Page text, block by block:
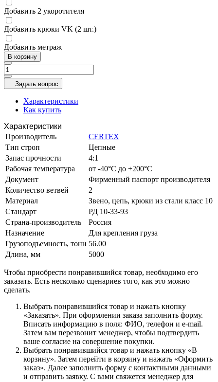
Добавить 2 укоротителя
Добавить крюки VK (2 шт.)
Добавить метраж
В корзину
Задать вопрос
Характеристики
Как купить
Характеристики
Производитель
CERTEX
Тип строп
Цепные
Запас прочности
4:1
Рабочая температура
от -40°C до +200°C
Документ
Фирменный паспорт производителя
Количество ветвей
2
Материал
Звено, цепь, крюки из стали класс 10
Стандарт
РД 10-33-93
Страна-производитель
Россия
Назначение
Для крепления груза
Грузоподъемность, тонн 56.00
Длина, мм
5000
Чтобы приобрести понравившийся товар, необходимо его
заказать. Есть несколько сценариев того, как это можно
сделать.
Выбрать понравившийся товар и нажать кнопку
«Заказать». При оформлении заказа заполнить форму.
Вписать информацию в поля: ФИО, телефон и e-mail.
Затем вам перезвонит менеджер, чтобы подтвердить
ваше согласие на совершение покупки.
Выбрать понравившийся товар и нажать кнопку «В
корзину». Затем перейти в корзину и нажать «Оформить
заказ». Далее заполнить форму с контактными данными
и отправить заявку. С вами свяжется менеджер для